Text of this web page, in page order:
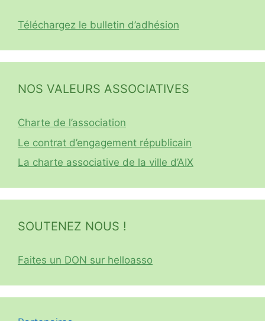
Téléchargez le bulletin d’adhésion
NOS VALEURS ASSOCIATIVES
Charte de l’association
Le contrat d’engagement républicain
La charte associative de la ville d’AIX
SOUTENEZ NOUS !
Faites un DON sur helloasso